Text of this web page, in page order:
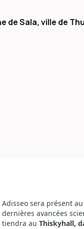
de Sala, ville de
Adisseo sera présent au
dernières avancées
tiendra au Thiskyhall,